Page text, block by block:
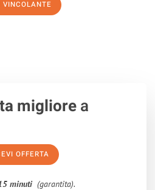
VINCOLANTE
migliorea
OFFERTA
minuti (garantita).